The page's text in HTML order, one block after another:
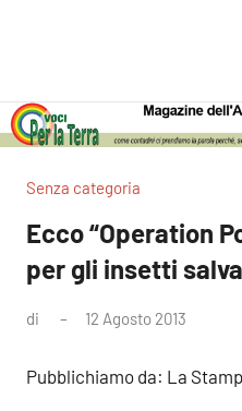
per
la
Terra
per
la
Alimentare
Senza categoria
Ecco “Operation
per gli insetti
di 12 Agosto 2013
Pubblichiamo da: La